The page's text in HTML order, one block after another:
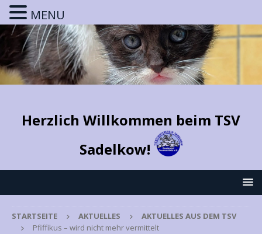
Herzlich Willkommen beim TSV
Sadelkow!
STARTSEITE AKTUELLES
AKTUELLES AUS DEM TSV
Pfiffikus – wird nicht mehr vermittelt
MENU